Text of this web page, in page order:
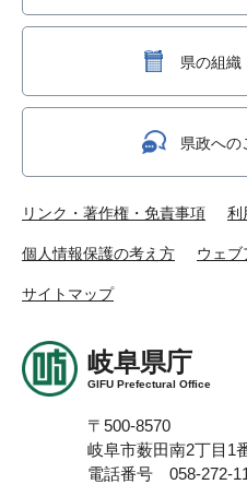
県の組織
県政への
リンク・著作権・免責事項 利
個人情報保護の考え方 ウェ
サイトマップ
岐阜県庁
GIFU Prefectural Office
〒500-8570
岐阜市薮田南2丁目1
電話番号 058-272-